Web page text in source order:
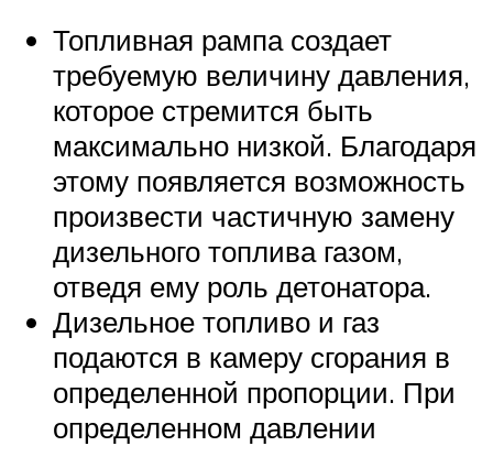
Топливная рампа создает
требуемую величину давления,
которое стремится быть
максимально низкой. Благодаря
этому появляется возможность
произвести частичную замену
дизельного топлива газом,
отведя ему роль детонатора.
Дизельное топливо и газ
подаются в камеру сгорания в
определенной пропорции. При
определенном давлении